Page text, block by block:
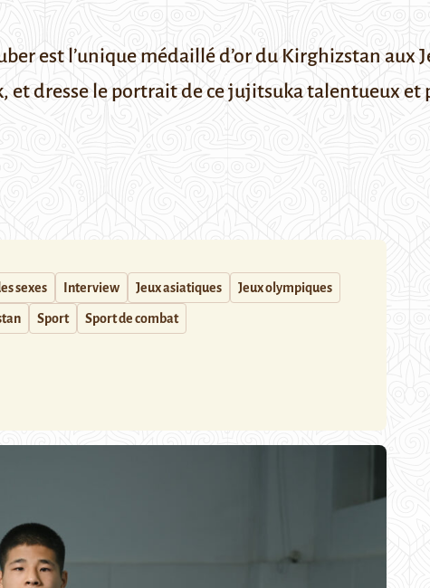
est l’unique médaillé d’or du Kirghizstan aux
et dresse le portrait de ce jujitsuka talentueux
sexes Interview Jeux asiatiques Jeux olympiques
Sport Sport de combat